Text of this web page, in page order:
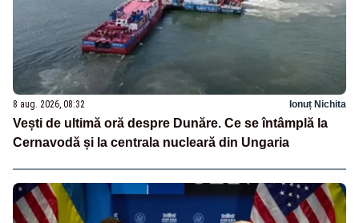
8 aug. 2026, 08:32 Ionuț Nichita
Vești de ultimă oră despre Dunăre. Ce se întâmplă la
Cernavodă și la centrala nucleară din Ungaria